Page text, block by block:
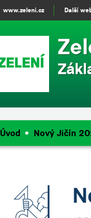
Úvod Nový Jičín
www.zeleni.cz Další